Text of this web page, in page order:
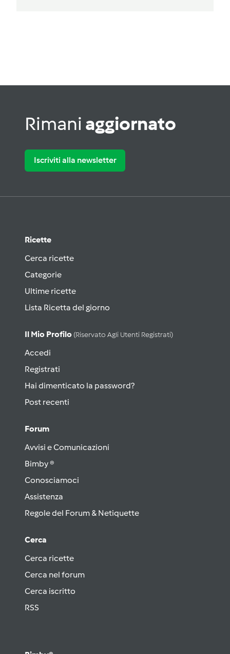
Rimani aggiornato
Iscriviti alla newsletter
Ricette
Cerca ricette
Categorie
Ultime ricette
Lista Ricetta del giorno
Il Mio Profilo (riservato Agli Utenti Registrati)
Accedi
Registrati
Hai dimenticato la password?
Post recenti
Forum
Avvisi e Comunicazioni
Bimby ®
Conosciamoci
Assistenza
Regole del Forum & Netiquette
Cerca
Cerca ricette
Cerca nel forum
Cerca iscritto
RSS